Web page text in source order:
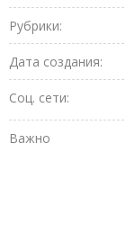
Рубрики:
Дата создания:
Соц. сети:
Важно